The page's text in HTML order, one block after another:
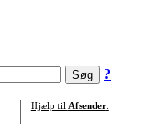
?
Hjælp til Afsender: